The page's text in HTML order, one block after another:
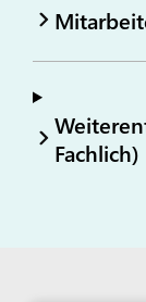
Fachlich)